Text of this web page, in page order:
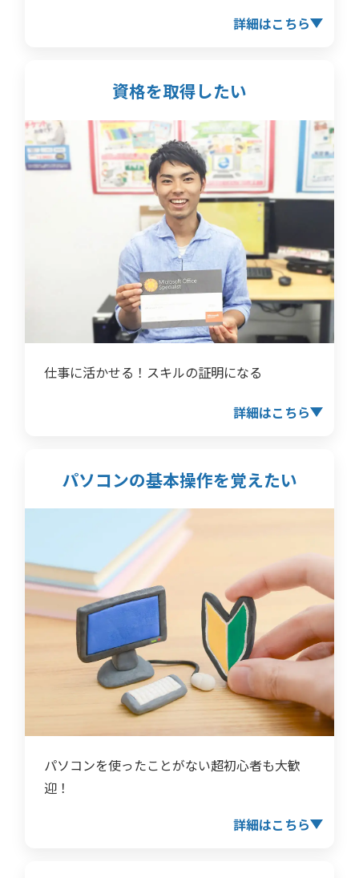
詳細はこちら
資格を取得したい
仕事に活かせる！スキルの証明になる
詳細はこちら
パソコンの基本操作を覚えたい
パソコンを使ったことがない超初心者も大歓
迎！
詳細はこちら